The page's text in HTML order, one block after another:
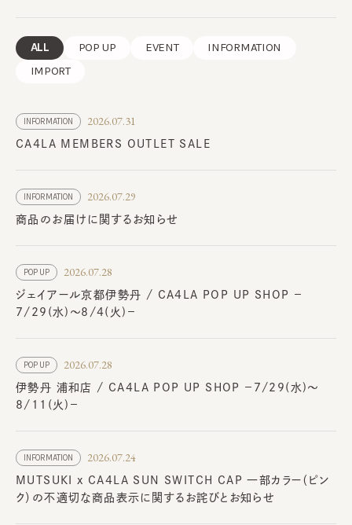
ALL POP UP EVENT
INFORMATION
IMPORT
INFORMATION 2026.07.31
CA4LA MEMBERS OUTLET SALE
INFORMATION 2026.07.29
商品のお届けに関するお知らせ
POP UP 2026.07.28
ジェイアール京都伊勢丹 / CA4LA POP UP SHOP －
7/29(水)～8/4(火)－
POP UP 2026.07.28
伊勢丹 浦和店 / CA4LA POP UP SHOP －7/29(水)～
8/11(火)－
INFORMATION 2026.07.24
MUTSUKI x CA4LA SUN SWITCH CAP 一部カラー（ピン
ク）の不適切な商品表示に関するお詫びとお知らせ